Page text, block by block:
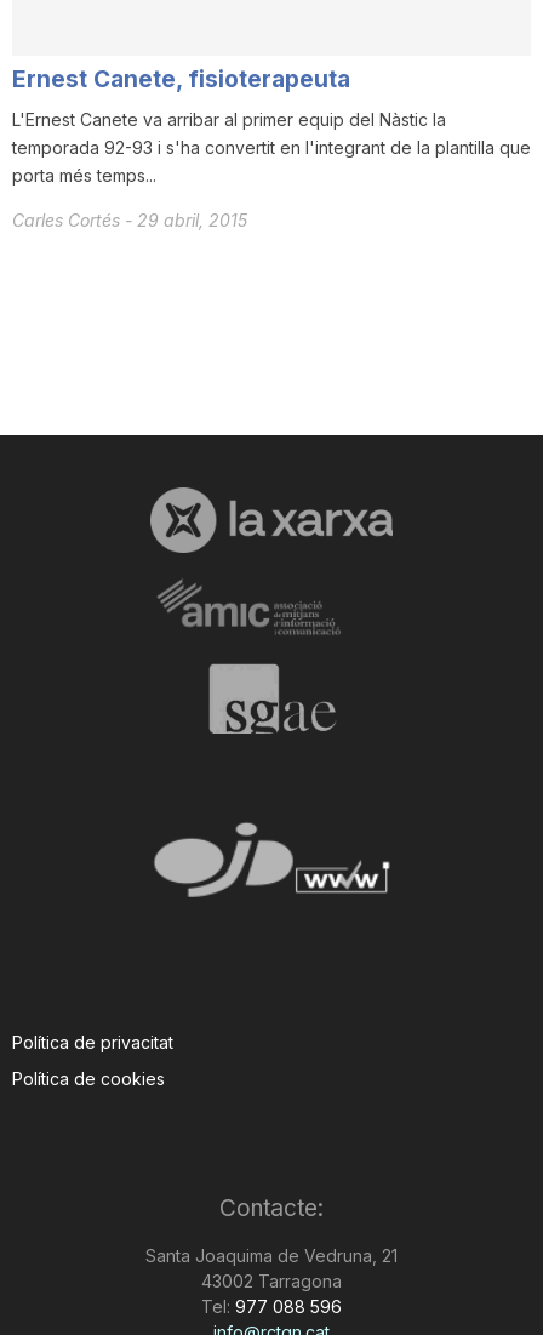
Ernest Canete, fisioterapeuta
L'Ernest Canete va arribar al primer equip del Nàstic la
temporada 92-93 i s'ha convertit en l'integrant de la plantilla que
porta més temps...
Carles Cortés - 29 abril, 2015
Política de privacitat
Política de cookies
Contacte:
Santa Joaquima de Vedruna, 21
43002 Tarragona
Tel: 977 088 596